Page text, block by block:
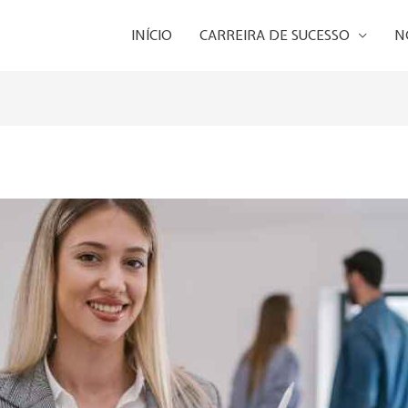
INÍCIO CARREIRA DE SUCESSO